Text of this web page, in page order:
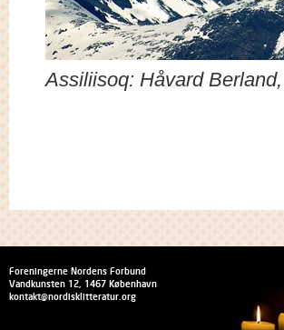
Assiliisoq: Håvard
Foreningerne Nordens Forbund
Vandkunsten 12, 1467 København
kontakt@nordisklitteratur.org